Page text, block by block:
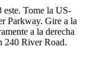
este. Tome la US-
Parkway. Gire a la
a la derecha
240 River Road.